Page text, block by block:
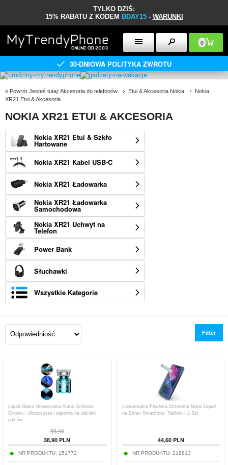
TYLKO DZIŚ:
15% RABATU Z KODEM BDAY15- WARUNKI
0
30-DNIOWA POLITYKA ZWROTU
« Powrót Jesteś tutaj: Akcesoria do telefonów Etui & Akcesoria Nokia
Nokia
XR21 Etui & Akcesoria
NOKIA XR21 ETUI & AKCESORIA
Nokia XR21 Etui & Szkło
Hartowane
Nokia XR21 Kabel USB-C
Nokia XR21 Ładowarka
Nokia XR21 Ładowarka
Samochodowa
Nokia XR21 Uchwyt na
Telefon
Power Bank
Słuchawki
Wszystkie Kategorie
Filter
Liquid Glass Uniwersalna Nano Ochrona
Ekranu - Ultraczysta i odporna na odciski
palców
55,90
38,90 PLN
NR PRODUKTU: 151772
Uniwersalna Powłoka Ochronna Nano Liquid
na Ekran Smartfonu, Tabletu - 2 Szt.
44,60 PLN
NR PRODUKTU: 218813